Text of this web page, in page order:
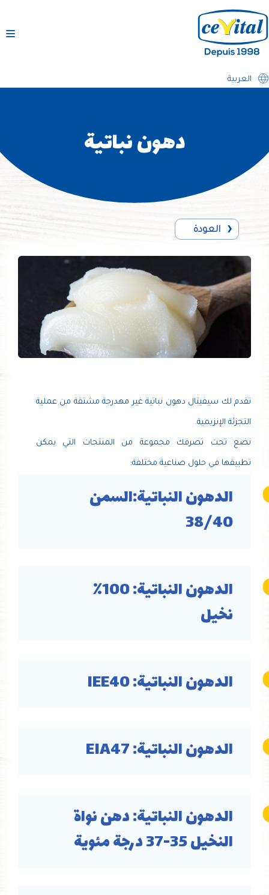
تخطى
إلى
العربية
دهون نباتية
العودة
الدهون النباتية:السمن
38/40
الدهون النباتية: 100٪
نخيل
الدهون النباتية: IEE40
الدهون النباتية: EIA47
الدهون النباتية: دهن نواة
النخيل 35-37 درجة مئوية
تقدم لك سيفيتال دهون نباتية غير مهدرجة مشتقة من عملية
التجزئة الإنزيمية.
نضع تحت تصرفك مجموعة من المنتجات التي يمكن
تطبيقها في حلول صناعية مختلفة: